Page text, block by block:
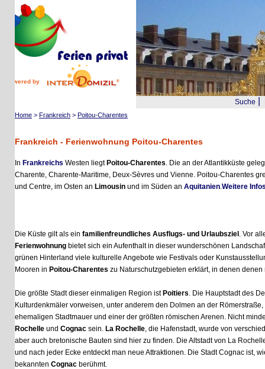
by
Suche|
Home>Frankreich>Poitou-Charentes
Frankreich - Ferienwohnung Poitou-Charentes
FrankreichsWesten liegtPoitou-Charentes. Die an der Atlantikküste
Charente, Charente-Maritime, Deux-Sèvres und Vienne. Poitou-Charentes
und Centre, im Osten anLimousinund im Süden anAquitanien.Weitere Infos
Die Küste gilt als einfamilienfreundliches Ausflugs- und Urlaubsziel. Vor allem
Ferienwohnungbietet sich ein Aufenthalt in dieser wunderschönen Landschaft
grünen Hinterland viele kulturelle Angebote wie Festivals oder
Mooren inPoitou-Charenteszu Naturschutzgebieten erklärt, in denen denen
Die größte Stadt dieser einmaligen Region istPoitiers. Die Hauptstadt des
Kulturdenkmäler vorweisen, unter anderem den Dolmen an der Römerstraße,
ehemaligen Stadtmauer und einer der größten römischen Arenen. Nicht minder
Rochelleund Cognacsein.La Rochelle, die Hafenstadt, wurde von
aber auch bretonische Bauten sind hier zu finden. Die Altstadt von La Rochelle
und nach jeder Ecke entdeckt man neue Attraktionen. Die Stadt Cognac ist, wie
bekanntenCognacberühmt.